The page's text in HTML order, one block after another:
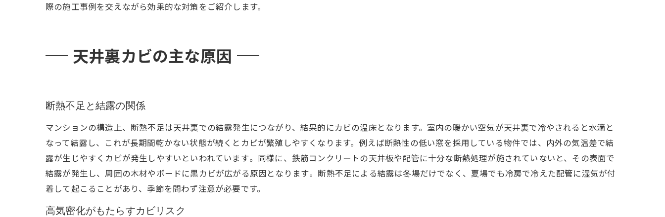
際の施工事例を交えながら効果的な対策をご紹介します。
天井裏カビの主な原因
断熱不足と結露の関係
マンションの構造上、断熱不足は天井裏での結露発生につながり、結果的にカビの温床となります。室内の暖かい空気が天井裏で冷やされると水滴と
なって結露し、これが長期間乾かない状態が続くとカビが繁殖しやすくなります。例えば断熱性の低い窓を採用している物件では、内外の気温差で結
露が生じやすくカビが発生しやすいといわれています​。同様に、鉄筋コンクリートの天井板や配管に十分な断熱処理が施されていないと、その表面で
結露が発生し、周囲の木材やボードに黒カビが広がる原因となります​。断熱不足による結露は冬場だけでなく、夏場でも冷房で冷えた配管に湿気が付
着して起こることがあり、季節を問わず注意が必要です。
高気密化がもたらすカビリスク